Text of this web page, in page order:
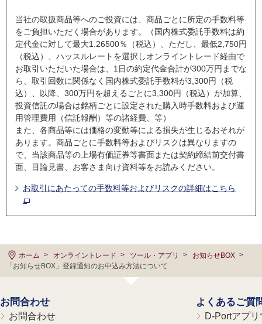
当社の取扱商品等へのご投資には、商品ごとに所定の手数料等
をご負担いただく場合があります。（国内株式委託手数料は約
定代金に対して最大1.26500％（税込）、ただし、最低2,750円
（税込）、ハッスルレートを選択しオンライントレード経由で
お取引いただいた場合は、1日の約定代金合計が300万円までな
ら、取引回数に関係なく国内株式委託手数料が3,300円（税
込）、以降、300万円を超えるごとに3,300円（税込）が加算、
投資信託の場合は銘柄ごとに設定された購入時手数料および運
用管理費用（信託報酬）等の諸経費、等）
また、各商品等には価格の変動等による損失が生じるおそれが
あります。商品ごとに手数料等およびリスクは異なりますの
で、当該商品等の上場有価証券等書面または契約締結前交付書
面、目論見書、お客さま向け資料等をお読みください。
お取引にあたっての手数料等およびリスクの詳細はこちら
ホーム オンライントレード ツール・アプリ
お知らせBOX
「お知らせBOX」登録通知のお申込み方法について
お問合わせ
お問合わせ
よくあるご質
D-Portアプ